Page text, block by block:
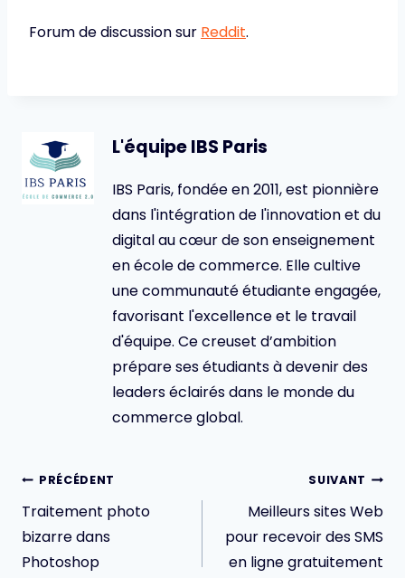
Forum de discussion sur Reddit.
L'équipe IBS Paris
IBS Paris, fondée en 2011, est pionnière
dans l'intégration de l'innovation et du
digital au cœur de son enseignement
en école de commerce. Elle cultive
une communauté étudiante engagée,
favorisant l'excellence et le travail
d'équipe. Ce creuset d’ambition
prépare ses étudiants à devenir des
leaders éclairés dans le monde du
commerce global.
Navigation
de
l’article
PRÉCÉDENT
Traitement photo
bizarre dans
Photoshop
SUIVANT
Meilleurs sites Web
pour recevoir des SMS
en ligne gratuitement